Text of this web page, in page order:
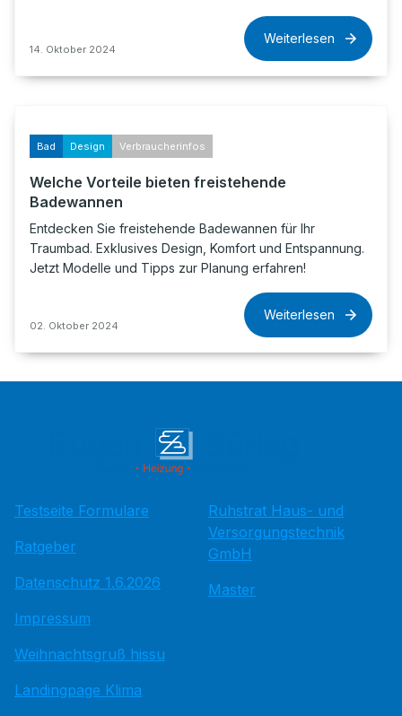
14. Oktober 2024
Weiterlesen
Bad Design Verbraucherinfos
Welche Vorteile bieten freistehende
Badewannen
Entdecken Sie freistehende Badewannen für Ihr
Traumbad. Exklusives Design, Komfort und Entspannung.
Jetzt Modelle und Tipps zur Planung erfahren!
02. Oktober 2024
Weiterlesen
Testseite Formulare
Ratgeber
Datenschutz 1.6.2026
Impressum
Weihnachtsgruß hissu
Landingpage Klima
Ruhstrat Haus- und
Versorgungstechnik
GmbH
Master